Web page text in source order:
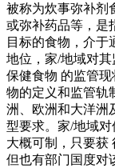
被称为炊事弥补剂
或弥补药品等，是
目标的食物，介于
地位，家/地域对
保健食物 的监管
物的定义和监管轨
洲、欧洲和大洋洲
型要求。家/地域
大概可制，只要获
但也有部门国度对